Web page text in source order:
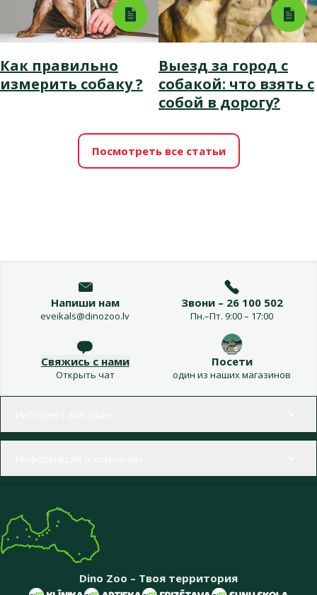
Как правильно
измерить собаку ?
Выезд за город с
собакой: что взять с
собой в дорогу?
Посмотреть все статьи
Напиши нам
eveikals@dinozoo.lv
Звони – 26 100 502
Пн.–Пт. 9:00 – 17:00
Свяжись с нами
Открыть чат
Посети
один из наших магазинов
Dino Zoo – Твоя территория